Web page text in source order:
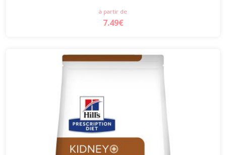
à partir de
7.49€